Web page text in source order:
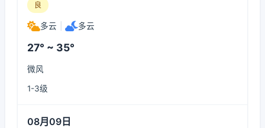
良
多云 多云
27° ~ 35°
微风
1-3级
08月09日